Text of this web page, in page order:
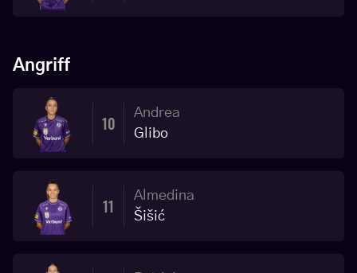
Angriff
10
Andrea
Glibo
11
Almedina
Šišić